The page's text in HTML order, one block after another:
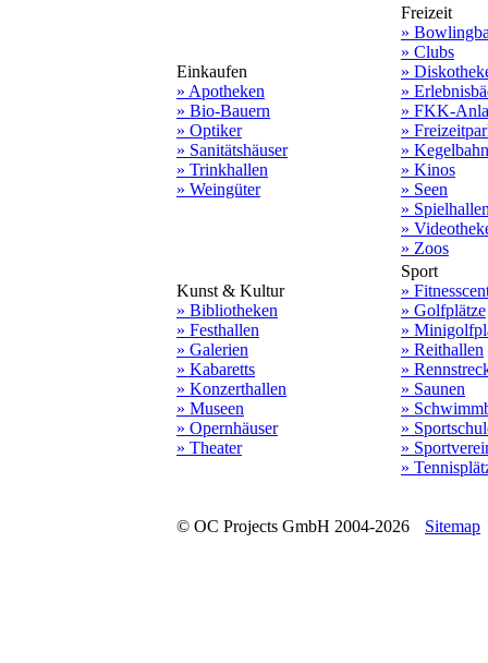
Einkaufen
» Apotheken
» Bio-Bauern
» Optiker
» Sanitätshäuser
» Trinkhallen
» Weingüter
Freizeit
»
» Clubs
»
»
» FKK-
»
»
» Kinos
» Seen
»
»
» Zoos
Kunst & Kultur
» Bibliotheken
» Festhallen
» Galerien
» Kabaretts
» Konzerthallen
» Museen
» Opernhäuser
» Theater
Sport
»
» Golfplätze
»
» Reithallen
»
» Saunen
»
»
»
»
© OC Projects GmbH 2004-2026 Sitemap